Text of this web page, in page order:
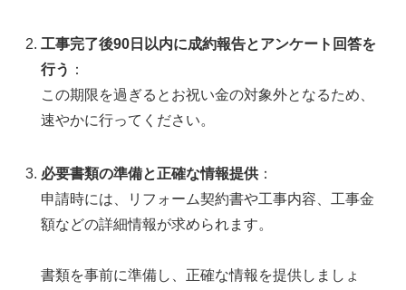
工事完了後90日以内に成約報告とアンケート回答を
行う ：
この期限を過ぎるとお祝い金の対象外となるため、
速やかに行ってください。
必要書類の準備と正確な情報提供 ：
申請時には、リフォーム契約書や工事内容、工事金
額などの詳細情報が求められます。
書類を事前に準備し、正確な情報を提供しましょ